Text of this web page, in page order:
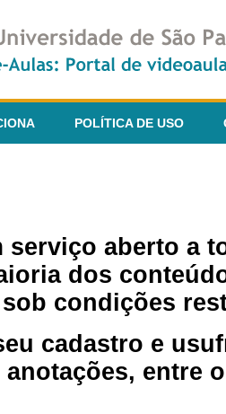
POLÍTICA DE USO
serviço aberto a
dos
condições
cadastro e
anotações, entre